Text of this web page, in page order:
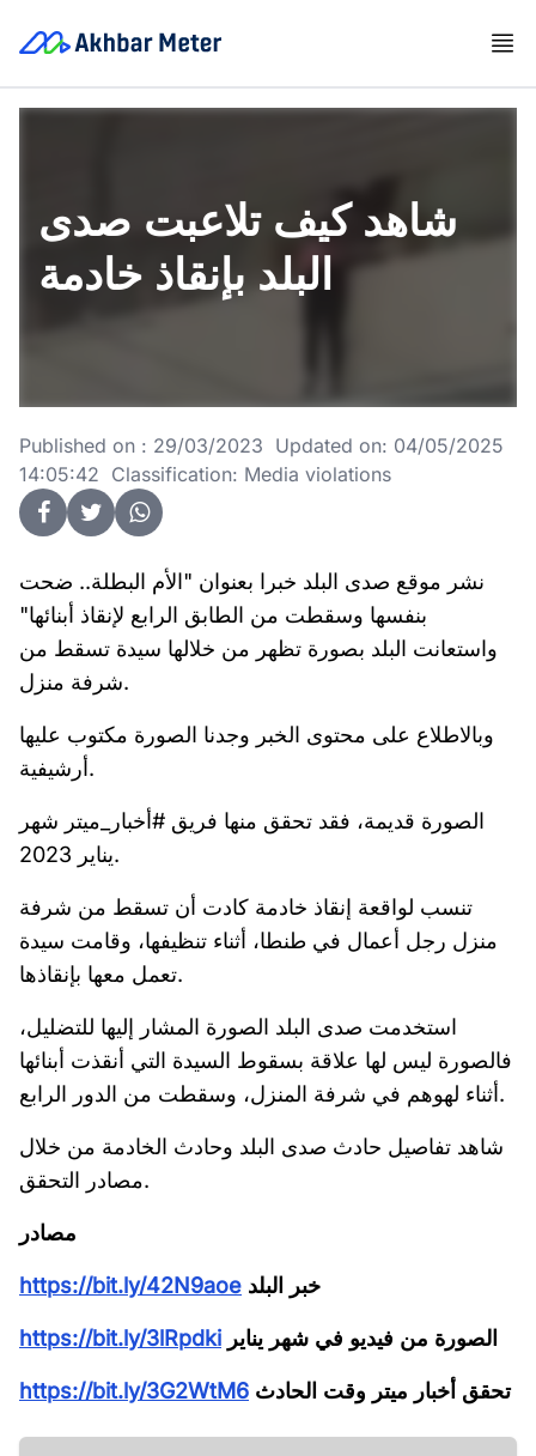
شاهد كيف تلاعبت صدى
البلد بإنقاذ خادمة
Published on : 29/03/2023 Updated on: 04/05/2025
14:05:42 Classification: Media violations
نشر موقع صدى البلد خبرا بعنوان "الأم البطلة.. ضحت
بنفسها وسقطت من الطابق الرابع لإنقاذ أبنائها"
واستعانت البلد بصورة تظهر من خلالها سيدة تسقط من
شرفة منزل.
وبالاطلاع على محتوى الخبر وجدنا الصورة مكتوب عليها
أرشيفية.
الصورة قديمة، فقد تحقق منها فريق #أخبار_ميتر شهر
يناير 2023.
تنسب لواقعة إنقاذ خادمة كادت أن تسقط من شرفة
منزل رجل أعمال في طنطا، أثناء تنظيفها، وقامت سيدة
تعمل معها بإنقاذها.
استخدمت صدى البلد الصورة المشار إليها للتضليل،
فالصورة ليس لها علاقة بسقوط السيدة التي أنقذت أبنائها
أثناء لهوهم في شرفة المنزل، وسقطت من الدور الرابع.
شاهد تفاصيل حادث صدى البلد وحادث الخادمة من خلال
مصادر التحقق.
مصادر
https://bit.ly/42N9aoe خبر البلد
https://bit.ly/3lRpdki الصورة من فيديو في شهر يناير
https://bit.ly/3G2WtM6 تحقق أخبار ميتر وقت الحادث